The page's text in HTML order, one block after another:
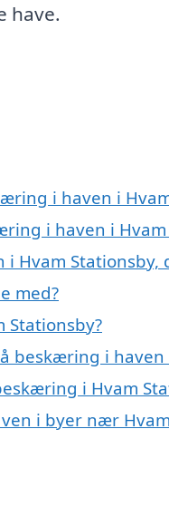
have.
i haven i
i haven i Hvam
Hvam
med?
Stationsby?
beskæring i haven
i Hvam
i byer nær